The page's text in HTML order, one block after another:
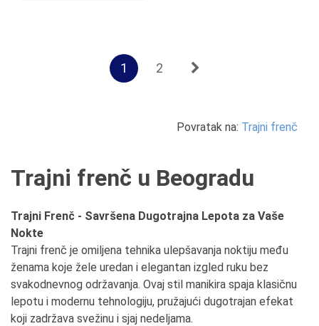
1 2
Povratak na: Trajni frenč
Trajni frenč u Beogradu
Trajni Frenč - Savršena Dugotrajna Lepota za Vaše
Nokte
Trajni frenč je omiljena tehnika ulepšavanja noktiju među
ženama koje žele uredan i elegantan izgled ruku bez
svakodnevnog održavanja. Ovaj stil manikira spaja klasičnu
lepotu i modernu tehnologiju, pružajući dugotrajan efekat
koji zadržava svežinu i sjaj nedeljama.